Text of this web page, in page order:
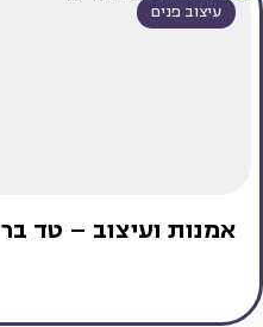
עיצוב פנים
אמנות ועיצוב – טד בר